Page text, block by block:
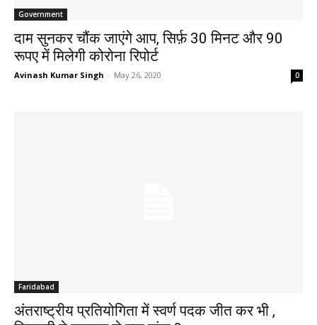
Government
दाम सुनकर चौंक जाएंगे आप, सिर्फ़ 30 मिनट और 90
रूपए में मिलेगी कोरोना रिपोर्ट
Avinash Kumar Singh - May 26, 2020 0
Faridabad
अंतराष्ट्रीय प्रतियोगिता में स्वर्ण पदक जीत कर भी ,